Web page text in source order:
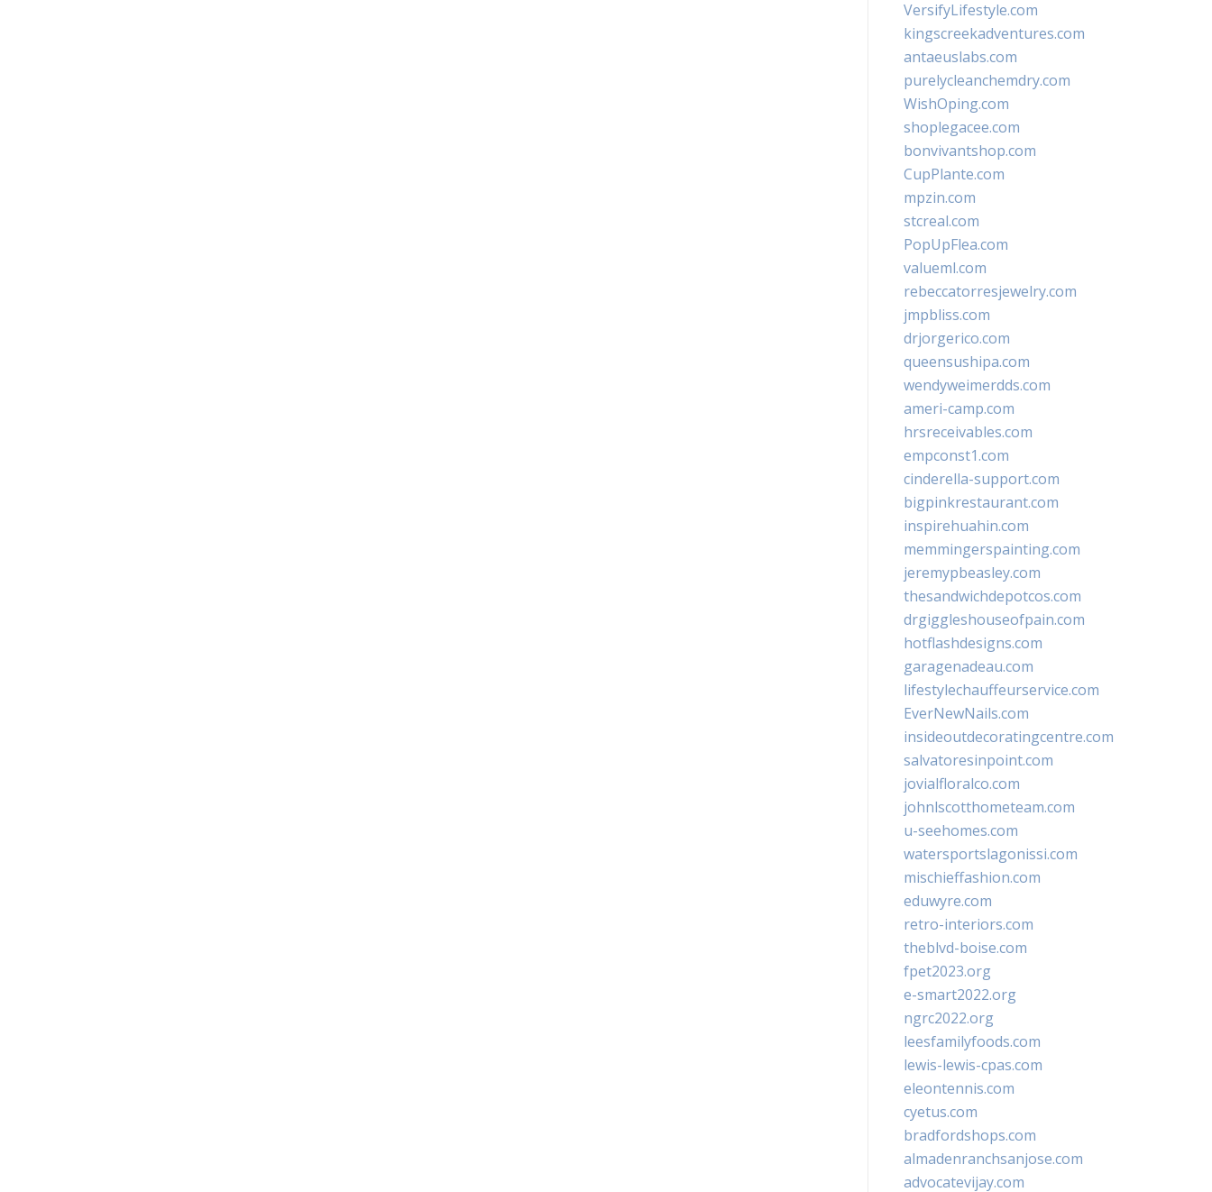
VersifyLifestyle.com
kingscreekadventures.com
antaeuslabs.com
purelycleanchemdry.com
WishOping.com
shoplegacee.com
bonvivantshop.com
CupPlante.com
mpzin.com
stcreal.com
PopUpFlea.com
valueml.com
rebeccatorresjewelry.com
jmpbliss.com
drjorgerico.com
queensushipa.com
wendyweimerdds.com
ameri-camp.com
hrsreceivables.com
empconst1.com
cinderella-support.com
bigpinkrestaurant.com
inspirehuahin.com
memmingerspainting.com
jeremypbeasley.com
thesandwichdepotcos.com
drgiggleshouseofpain.com
hotflashdesigns.com
garagenadeau.com
lifestylechauffeurservice.com
EverNewNails.com
insideoutdecoratingcentre.com
salvatoresinpoint.com
jovialfloralco.com
johnlscotthometeam.com
u-seehomes.com
watersportslagonissi.com
mischieffashion.com
eduwyre.com
retro-interiors.com
theblvd-boise.com
fpet2023.org
e-smart2022.org
ngrc2022.org
leesfamilyfoods.com
lewis-lewis-cpas.com
eleontennis.com
cyetus.com
bradfordshops.com
almadenranchsanjose.com
advocatevijay.com